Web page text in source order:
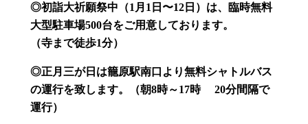
◎初詣大祈願祭中（1月1日〜12日） は、臨時無料
大型駐車場500台をご用意しております。
（寺まで徒歩1分）
◎正月三が日は籠原駅南口より無料シャトルバス
の運行を致します。（朝8時～17時 20分間隔で
運行）